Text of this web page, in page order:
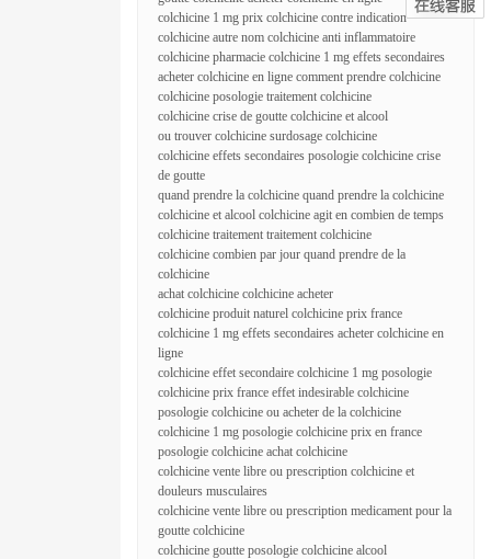
colchicine 1 mg prix colchicine contre indication
colchicine autre nom colchicine anti inflammatoire
colchicine pharmacie colchicine 1 mg effets secondaires
acheter colchicine en ligne comment prendre colchicine
colchicine posologie traitement colchicine
colchicine crise de goutte colchicine et alcool
ou trouver colchicine surdosage colchicine
colchicine effets secondaires posologie colchicine crise
de goutte
quand prendre la colchicine quand prendre la colchicine
colchicine et alcool colchicine agit en combien de temps
colchicine traitement traitement colchicine
colchicine combien par jour quand prendre de la
colchicine
achat colchicine colchicine acheter
colchicine produit naturel colchicine prix france
colchicine 1 mg effets secondaires acheter colchicine en
ligne
colchicine effet secondaire colchicine 1 mg posologie
colchicine prix france effet indesirable colchicine
posologie colchicine ou acheter de la colchicine
colchicine 1 mg posologie colchicine prix en france
posologie colchicine achat colchicine
colchicine vente libre ou prescription colchicine et
douleurs musculaires
colchicine vente libre ou prescription medicament pour la
goutte colchicine
colchicine goutte posologie colchicine alcool